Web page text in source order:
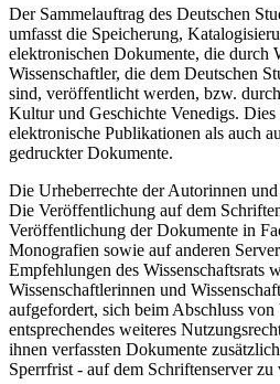
Der Sammelauftrag des Deutschen
umfasst die Speicherung,
elektronischen Dokumente, die durch
Wissenschaftler, die dem Deutschen
sind, veröffentlicht werden, bzw.
Kultur und Geschichte Venedigs.
elektronische Publikationen als auch
gedruckter Dokumente.
Die Urheberrechte der Autorinnen
Die Veröffentlichung auf dem
Veröffentlichung der Dokumente in
Monografien sowie auf anderen
Empfehlungen des Wissenschaftsrats
Wissenschaftlerinnen und
aufgefordert, sich beim Abschluss von
entsprechendes weiteres
ihnen verfassten Dokumente
Sperrfrist - auf dem Schriftenserver